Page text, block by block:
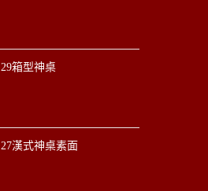
29箱型神桌
27漢式神桌素面